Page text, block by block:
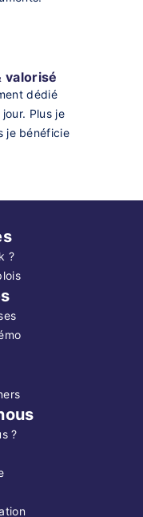
valorisé
dédié
Plus je
je bénéficie
?
?